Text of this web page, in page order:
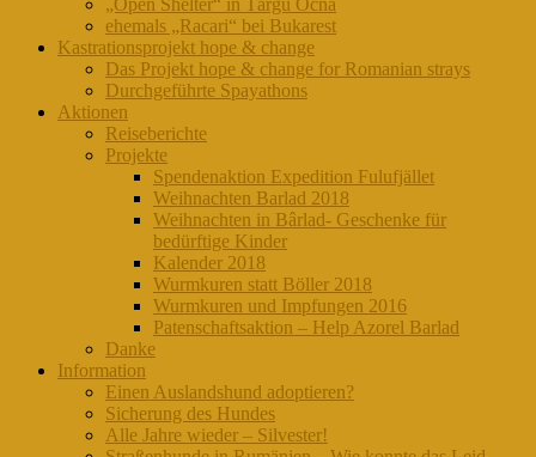
„Open Shelter“ in Târgu Ocna
ehemals „Racari“ bei Bukarest
Kastrationsprojekt hope & change
Das Projekt hope & change for Romanian strays
Durchgeführte Spayathons
Aktionen
Reiseberichte
Projekte
Spendenaktion Expedition Fulufjället
Weihnachten Barlad 2018
Weihnachten in Bârlad- Geschenke für
bedürftige Kinder
Kalender 2018
Wurmkuren statt Böller 2018
Wurmkuren und Impfungen 2016
Patenschaftsaktion – Help Azorel Barlad
Danke
Information
Einen Auslandshund adoptieren?
Sicherung des Hundes
Alle Jahre wieder – Silvester!